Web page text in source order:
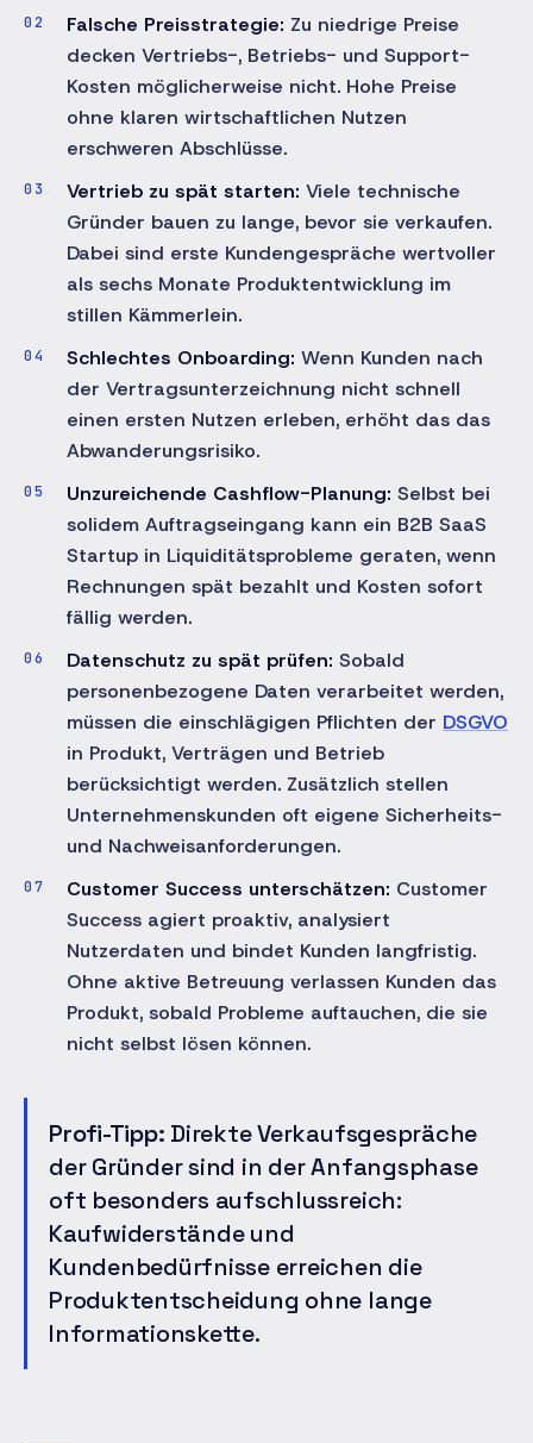
Falsche Preisstrategie: Zu niedrige Preise
decken Vertriebs-, Betriebs- und Support-
Kosten möglicherweise nicht. Hohe Preise
ohne klaren wirtschaftlichen Nutzen
erschweren Abschlüsse.
Vertrieb zu spät starten: Viele technische
Gründer bauen zu lange, bevor sie verkaufen.
Dabei sind erste Kundengespräche wertvoller
als sechs Monate Produktentwicklung im
stillen Kämmerlein.
Schlechtes Onboarding: Wenn Kunden nach
der Vertragsunterzeichnung nicht schnell
einen ersten Nutzen erleben, erhöht das das
Abwanderungsrisiko.
Unzureichende Cashflow-Planung: Selbst bei
solidem Auftragseingang kann ein B2B SaaS
Startup in Liquiditätsprobleme geraten, wenn
Rechnungen spät bezahlt und Kosten sofort
fällig werden.
Datenschutz zu spät prüfen: Sobald
personenbezogene Daten verarbeitet werden,
müssen die einschlägigen Pflichten der DSGVO
in Produkt, Verträgen und Betrieb
berücksichtigt werden. Zusätzlich stellen
Unternehmenskunden oft eigene Sicherheits-
und Nachweisanforderungen.
Customer Success unterschätzen: Customer
Success agiert proaktiv, analysiert
Nutzerdaten und bindet Kunden langfristig.
Ohne aktive Betreuung verlassen Kunden das
Produkt, sobald Probleme auftauchen, die sie
nicht selbst lösen können.
Profi-Tipp: Direkte Verkaufsgespräche
der Gründer sind in der Anfangsphase
oft besonders aufschlussreich:
Kaufwiderstände und
Kundenbedürfnisse erreichen die
Produktentscheidung ohne lange
Informationskette.